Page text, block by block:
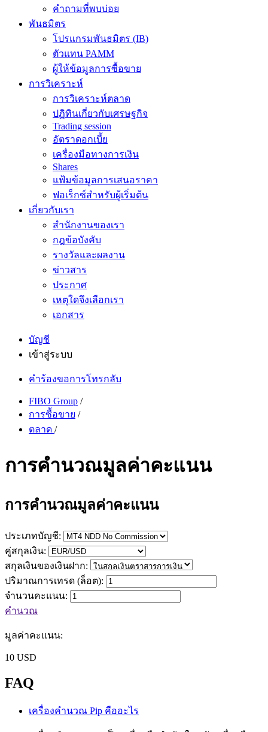
คำถามที่พบบ่อย
พันธมิตร
โปรแกรมพันธมิตร (IB)
ตัวแทน PAMM
ผู้ให้ข้อมูลการซื้อขาย
การวิเคราะห์
การวิเคราะห์ตลาด
ปฏิทินเกี่ยวกับเศรษฐกิจ
Trading session
อัตราดอกเบี้ย
เครื่องมือทางการเงิน
Shares
แฟ้มข้อมูลการเสนอราคา
ฟอเร็กซ์สำหรับผู้เริ่มต้น
เกี่ยวกับเรา
สำนักงานของเรา
กฎข้อบังคับ
รางวัลและผลงาน
ข่าวสาร
ประกาศ
เหตุใดจึงเลือกเรา
เอกสาร
บัญชี
เข้าสู่ระบบ
คำร้องขอการโทรกลับ
FIBO Group /
การซื้อขาย /
ตลาด /
การคำนวณมูลค่าคะแนน
การคำนวณมูลค่าคะแนน
ประเภทบัญชี:
คู่สกุลเงิน:
สกุลเงินของเงินฝาก:
ปริมาณการเทรด (ล็อต):
จำนวนคะแนน:
คำนวณ
มูลค่าคะแนน:
10 USD
FAQ
เครื่องคำนวณ Pip คืออะไร